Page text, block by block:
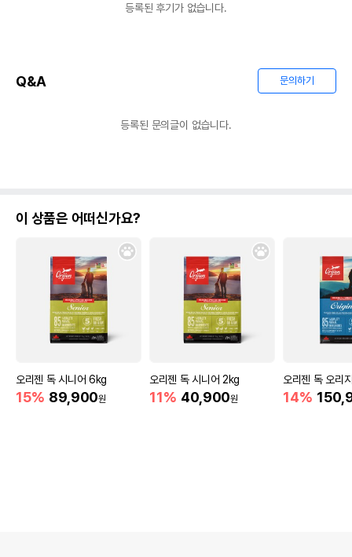
등록된 후기가 없습니다.
Q&A 문의하기
등록된 문의글이 없습니다.
이 상품은 어떠신가요?
오리젠 독 시니어 6kg
15% 89,900원
오리젠 독 시니어 2kg
11% 40,900원
오리젠 독 오리
14%